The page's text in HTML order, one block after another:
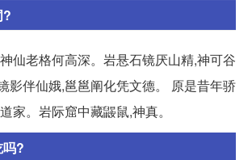
?
仙老格何高深。岩悬石镜厌山精,神可谷
影伴仙娥,邕邕阐化凭文德。 原是昔年骄
家。岩际窟中藏鼹鼠,神真。
?